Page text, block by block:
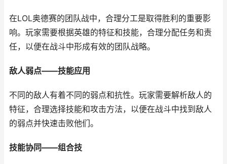
在LOL奥德赛的团队战中，合理分工是取得胜利的重要影
响。玩家需要根据英雄的特征和技能，合理分配任务和责
任，以便在战斗中形成有效的团队战略。
敌人弱点——技能应用
不同的敌人有着不同的弱点和抗性。玩家需要解析敌人的
特征，合理选择技能和攻击方法，以便在战斗中找到敌人
的弱点并快速击败他们。
技能协同——组合技